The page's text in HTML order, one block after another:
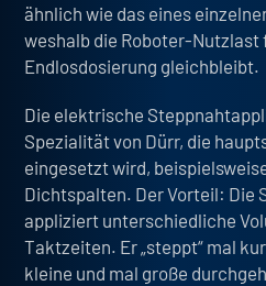
ähnlich wie das eines
weshalb die Roboter-Nutzlast
Endlosdosierung gleichbleibt.
Die elektrische
Spezialität von Dürr, die
eingesetzt wird,
Dichtspalten. Der Vorteil: Die
appliziert unterschiedliche
Taktzeiten. Er „steppt“ mal
kleine und mal große